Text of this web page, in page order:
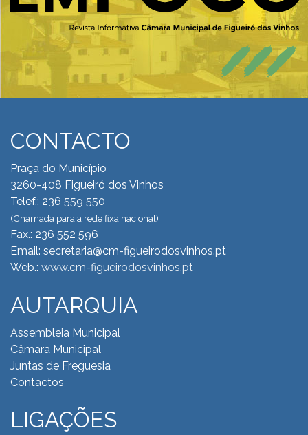
CONTACTO
Praça do Município
3260-408 Figueiró dos Vinhos
Telef.: 236 559 550
(Chamada para a rede fixa nacional)
Fax.: 236 552 596
Email: secretaria@cm-figueirodosvinhos.pt
Web.: www.cm-figueirodosvinhos.pt
AUTARQUIA
Assembleia Municipal
Câmara Municipal
Juntas de Freguesia
Contactos
LIGAÇÕES